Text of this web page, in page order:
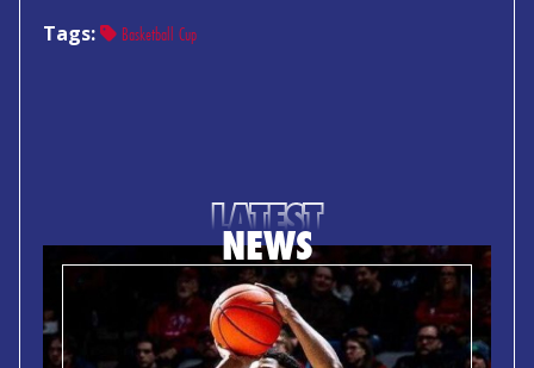
Tags:
Basketball Cup
LATEST
NEWS